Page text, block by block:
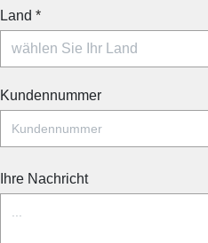
Land *
Kundennummer
Ihre Nachricht